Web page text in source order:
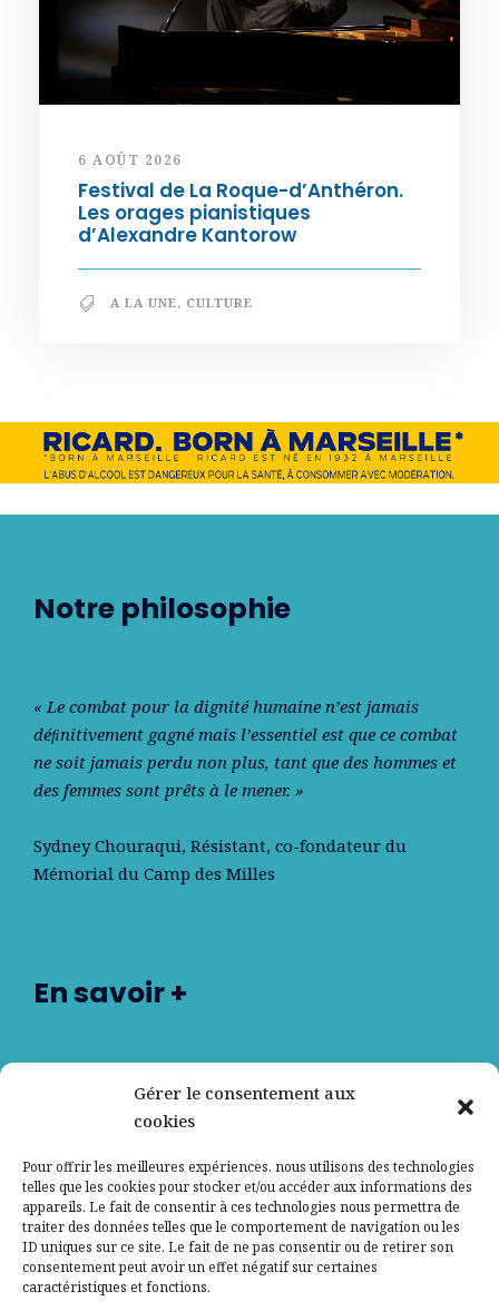
Gérer le consentement aux
cookies
Pour offrir les meilleures expériences, nous utilisons des technologies
telles que les cookies pour stocker et/ou accéder aux informations des
appareils. Le fait de consentir à ces technologies nous permettra de
traiter des données telles que le comportement de navigation ou les
ID uniques sur ce site. Le fait de ne pas consentir ou de retirer son
consentement peut avoir un effet négatif sur certaines
caractéristiques et fonctions.
6 AOÛT 2026
Festival de La Roque-d’Anthéron.
Les orages pianistiques
d’Alexandre Kantorow
A LA UNE, CULTURE
Notre philosophie
« Le combat pour la dignité humaine n’est jamais
déﬁnitivement gagné mais l’essentiel est que ce combat
ne soit jamais perdu non plus, tant que des hommes et
des femmes sont prêts à le mener. »
Sydney Chouraqui, Résistant, co-fondateur du
Mémorial du Camp des Milles
En savoir +
Nos partenaires
Contactez-nous
Mentions légales